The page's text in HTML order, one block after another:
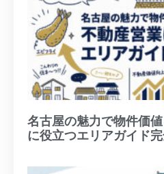
名古屋の魅力で物件価
に役立つエリアガイド